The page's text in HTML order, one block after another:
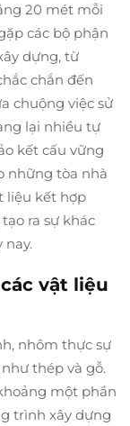
20 mét mỗi
các bộ phận
dựng, từ
chắn đến
chuộng việc sử
lại nhiều tự
kết cấu vững
những tòa nhà
liệu kết hợp
ra sự khác
nay.
vật liệu
nhôm thực sự
thép và gỗ.
một phần
trình xây dựng